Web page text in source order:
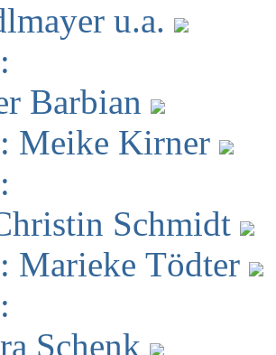
u.a.
Barbian
Meike Kirner
Schmidt
Marieke Tödter
Schenk